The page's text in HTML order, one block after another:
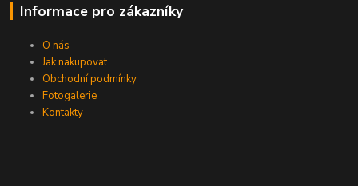
Informace pro zákazníky
O nás
Jak nakupovat
Obchodní podmínky
Fotogalerie
Kontakty